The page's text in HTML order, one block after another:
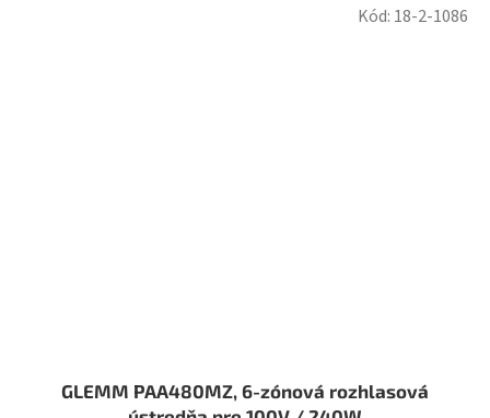
GLEMM PAA480MZ, 6-zónová rozhlasová
Kód: 18-2-1086